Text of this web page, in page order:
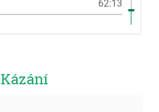
62:13
Kázání